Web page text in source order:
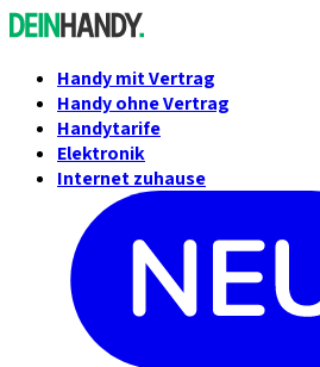
Handy mit Vertrag
Handy ohne Vertrag
Handytarife
Elektronik
Internet zuhause